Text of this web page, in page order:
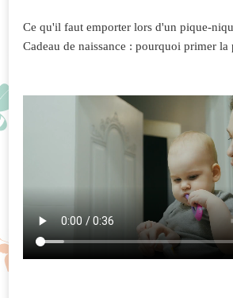
Ce qu'il faut emporter lors d'un pique-
Cadeau de naissance : pourquoi primer la